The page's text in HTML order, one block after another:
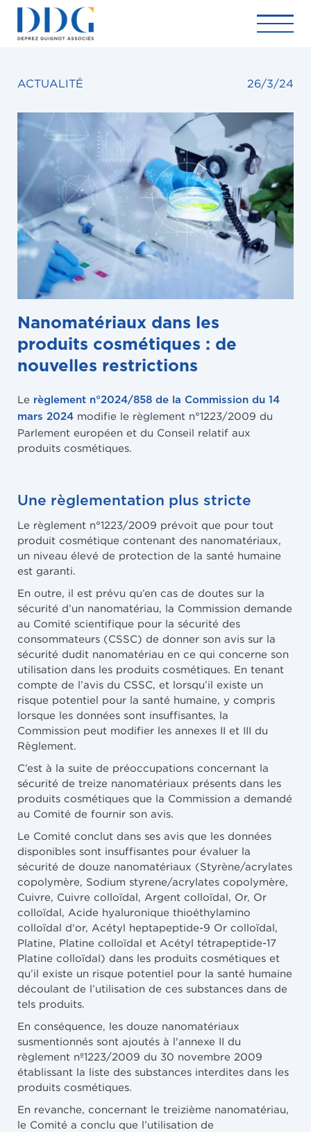
ACTUALITÉ 26/3/24
Nanomatériaux dans les
produits cosmétiques : de
nouvelles restrictions
Le règlement n°2024/858 de la Commission du 14
mars 2024 modifie le règlement n°1223/2009 du
Parlement européen et du Conseil relatif aux
produits cosmétiques.
Une règlementation plus stricte
Le règlement n°1223/2009 prévoit que pour tout
produit cosmétique contenant des nanomatériaux,
un niveau élevé de protection de la santé humaine
est garanti.
En outre, il est prévu qu’en cas de doutes sur la
sécurité d’un nanomatériau, la Commission demande
au Comité scientifique pour la sécurité des
consommateurs (CSSC) de donner son avis sur la
sécurité dudit nanomatériau en ce qui concerne son
utilisation dans les produits cosmétiques. En tenant
compte de l’avis du CSSC, et lorsqu’il existe un
risque potentiel pour la santé humaine, y compris
lorsque les données sont insuffisantes, la
Commission peut modifier les annexes II et III du
Règlement.
C’est à la suite de préoccupations concernant la
sécurité de treize nanomatériaux présents dans les
produits cosmétiques que la Commission a demandé
au Comité de fournir son avis.
Le Comité conclut dans ses avis que les données
disponibles sont insuffisantes pour évaluer la
sécurité de douze nanomatériaux (Styrène/acrylates
copolymère, Sodium styrene/acrylates copolymère,
Cuivre, Cuivre colloïdal, Argent colloïdal, Or, Or
colloïdal, Acide hyaluronique thioéthylamino
colloïdal d'or, Acétyl heptapeptide-9 Or colloïdal,
Platine, Platine colloïdal et Acétyl tétrapeptide-17
Platine colloïdal) dans les produits cosmétiques et
qu’il existe un risque potentiel pour la santé humaine
découlant de l’utilisation de ces substances dans de
tels produits.
En conséquence, les douze nanomatériaux
susmentionnés sont ajoutés à l'annexe II du
règlement nº1223/2009 du 30 novembre 2009
établissant la liste des substances interdites dans les
produits cosmétiques.
En revanche, concernant le treizième nanomatériau,
le Comité a conclu que l’utilisation de